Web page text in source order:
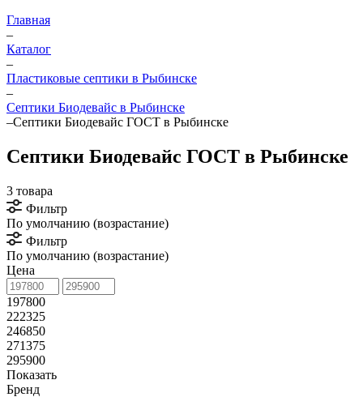
Главная
–
Каталог
–
Пластиковые септики в Рыбинске
–
Септики Биодевайс в Рыбинске
–Септики Биодевайс ГОСТ в Рыбинске
Септики Биодевайс ГОСТ в Рыбинске
3 товара
Фильтр
По умолчанию (возрастание)
Фильтр
По умолчанию (возрастание)
Цена
197800
222325
246850
271375
295900
Показать
Бренд